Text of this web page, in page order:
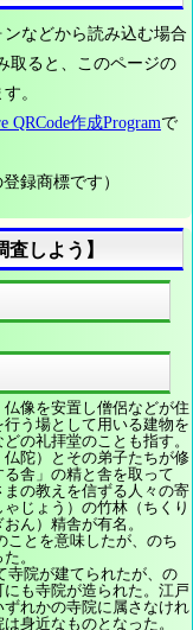
などから読み込む場合
取ると、このページの
。
QRCode作成Programで
録商標です）
しよう】
像を安置し僧侶などが住
う場として用いる建物を
の礼拝堂のことも指す。
陀）とその弟子たちが修
舎」の精と舎を取って
まの教えを信ずる人々の寄
じょう）の竹林（ちくり
ん）精舎が有名。
ことを意味したが、のち
。
寺院が建てられたが、の
も寺院が造られた。江戸
れかの寺院に属さなけれ
身近なものとなった。